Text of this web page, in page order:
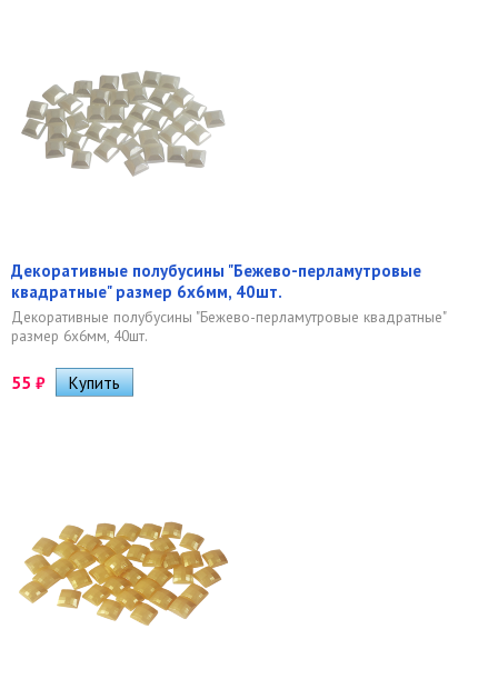
Декоративные полубусины "Бежево-перламутровые
квадратные" размер 6х6мм, 40шт.
Декоративные полубусины "Бежево-перламутровые квадратные"
размер 6х6мм, 40шт.
55 ₽